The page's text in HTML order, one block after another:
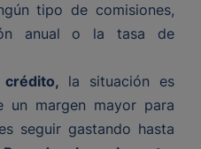
tipo de comisiones,
anual o la tasa de
la situación es
un margen mayor para
seguir gastando hasta